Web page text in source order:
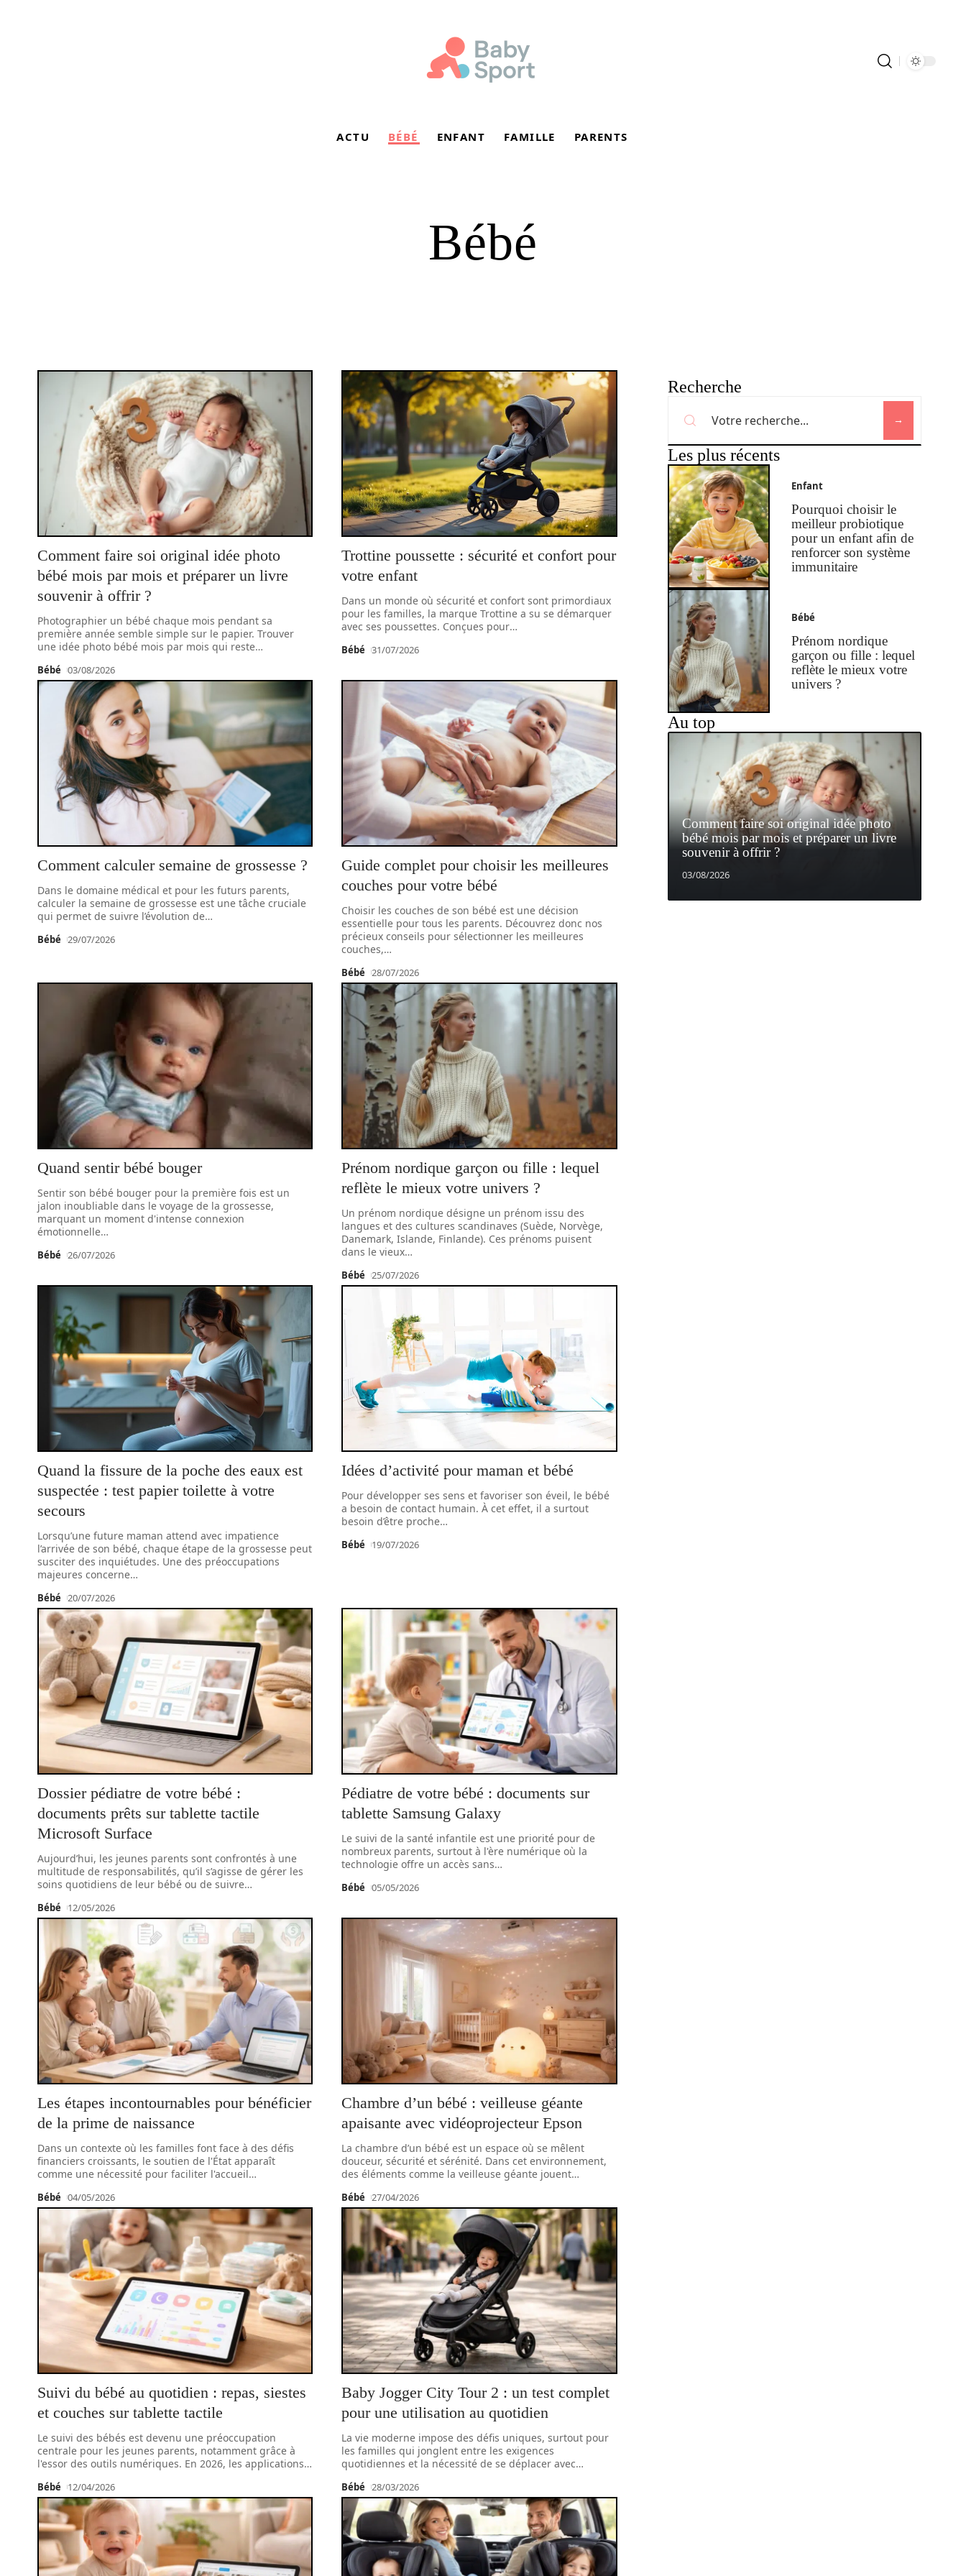
ACTU BÉBÉ ENFANT FAMILLE PARENTS
Bébé
Comment faire soi original idée photo
bébé mois par mois et préparer un livre
souvenir à offrir ?
Photographier un bébé chaque mois pendant sa
première année semble simple sur le papier. Trouver
une idée photo bébé mois par mois qui reste…
Bébé 03/08/2026
Trottine poussette : sécurité et confort pour
votre enfant
Dans un monde où sécurité et confort sont primordiaux
pour les familles, la marque Trottine a su se démarquer
avec ses poussettes. Conçues pour…
Bébé 31/07/2026
Comment calculer semaine de grossesse ?
Dans le domaine médical et pour les futurs parents,
calculer la semaine de grossesse est une tâche cruciale
qui permet de suivre l’évolution de…
Bébé 29/07/2026
Guide complet pour choisir les meilleures
couches pour votre bébé
Choisir les couches de son bébé est une décision
essentielle pour tous les parents. Découvrez donc nos
précieux conseils pour sélectionner les meilleures
couches,…
Bébé 28/07/2026
Quand sentir bébé bouger
Sentir son bébé bouger pour la première fois est un
jalon inoubliable dans le voyage de la grossesse,
marquant un moment d'intense connexion
émotionnelle…
Bébé 26/07/2026
Prénom nordique garçon ou fille : lequel
reflète le mieux votre univers ?
Un prénom nordique désigne un prénom issu des
langues et des cultures scandinaves (Suède, Norvège,
Danemark, Islande, Finlande). Ces prénoms puisent
dans le vieux…
Bébé 25/07/2026
Quand la fissure de la poche des eaux est
suspectée : test papier toilette à votre
secours
Lorsqu’une future maman attend avec impatience
l’arrivée de son bébé, chaque étape de la grossesse peut
susciter des inquiétudes. Une des préoccupations
majeures concerne…
Bébé 20/07/2026
Idées d’activité pour maman et bébé
Pour développer ses sens et favoriser son éveil, le bébé
a besoin de contact humain. À cet effet, il a surtout
besoin d’être proche…
Bébé 19/07/2026
Dossier pédiatre de votre bébé :
documents prêts sur tablette tactile
Microsoft Surface
Aujourd’hui, les jeunes parents sont confrontés à une
multitude de responsabilités, qu’il s’agisse de gérer les
soins quotidiens de leur bébé ou de suivre…
Bébé 12/05/2026
Pédiatre de votre bébé : documents sur
tablette Samsung Galaxy
Le suivi de la santé infantile est une priorité pour de
nombreux parents, surtout à l'ère numérique où la
technologie offre un accès sans…
Bébé 05/05/2026
Les étapes incontournables pour bénéficier
de la prime de naissance
Dans un contexte où les familles font face à des défis
financiers croissants, le soutien de l'État apparaît
comme une nécessité pour faciliter l'accueil…
Bébé 04/05/2026
Chambre d’un bébé : veilleuse géante
apaisante avec vidéoprojecteur Epson
La chambre d’un bébé est un espace où se mêlent
douceur, sécurité et sérénité. Dans cet environnement,
des éléments comme la veilleuse géante jouent…
Bébé 27/04/2026
Suivi du bébé au quotidien : repas, siestes
et couches sur tablette tactile
Le suivi des bébés est devenu une préoccupation
centrale pour les jeunes parents, notamment grâce à
l'essor des outils numériques. En 2026, les applications…
Bébé 12/04/2026
Baby Jogger City Tour 2 : un test complet
pour une utilisation au quotidien
La vie moderne impose des défis uniques, surtout pour
les familles qui jonglent entre les exigences
quotidiennes et la nécessité de se déplacer avec…
Bébé 28/03/2026
Recherche
Les plus récents
Enfant
Pourquoi choisir le
meilleur probiotique
pour un enfant afin de
renforcer son système
immunitaire
Bébé
Prénom nordique
garçon ou fille : lequel
reflète le mieux votre
univers ?
Au top
Comment faire soi original idée photo
bébé mois par mois et préparer un livre
souvenir à offrir ?
03/08/2026